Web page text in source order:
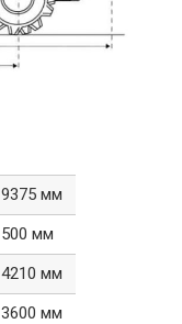
9375 мм
500 мм
4210 мм
3600 мм